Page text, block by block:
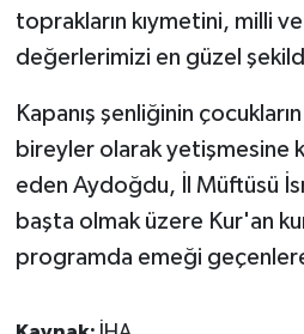
toprakların kıymetini, milli
değerlerimizi en güzel
Kapanış şenliğinin
bireyler olarak yetişmesine
eden Aydoğdu, İl Müftüsü
başta olmak üzere Kur'an
programda emeği
SİYASET
SPOR HABERLERİ
TEKNOLOJİ